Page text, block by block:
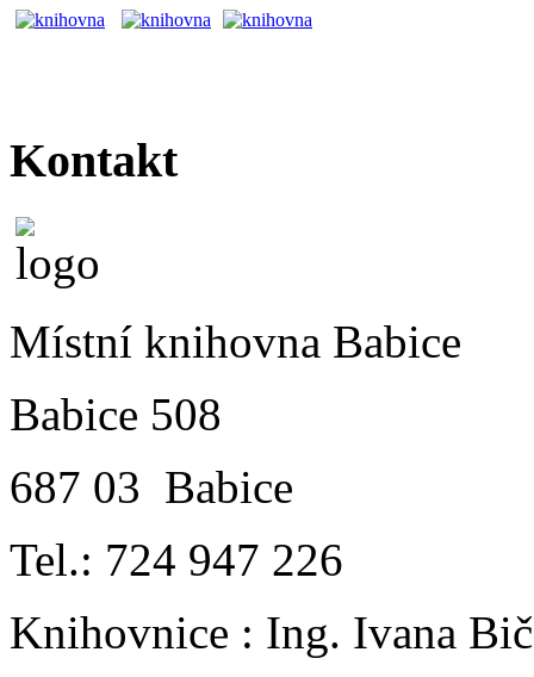
Kontakt
Místní knihovna Babice
Babice 508
687 03 Babice
Tel.: 724 947 226
Knihovnice : Ing. Ivana